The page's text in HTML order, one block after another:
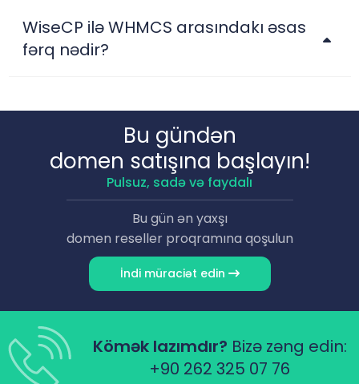
WiseCP ilə WHMCS arasındakı əsas
fərq nədir?
Bu gündən
domen satışına başlayın!
Pulsuz, sadə və faydalı
Bu gün ən yaxşı
domen reseller proqramına qoşulun
İndi müraciət edin
Kömək lazımdır? Bizə zəng edin:
+90 262 325 07 76